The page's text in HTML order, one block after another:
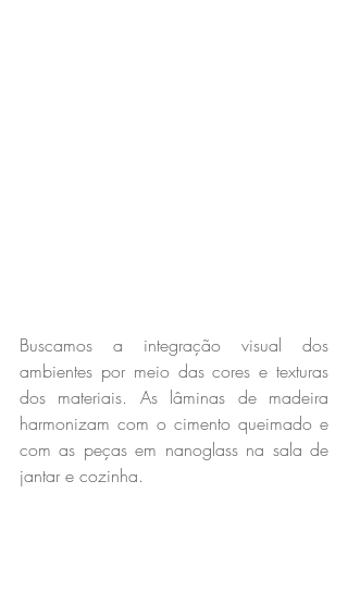
Buscamos a integração visual dos
ambientes por meio das cores e texturas
dos materiais. As lâminas de madeira
harmonizam com o cimento queimado e
com as peças em nanoglass na sala de
jantar e cozinha.